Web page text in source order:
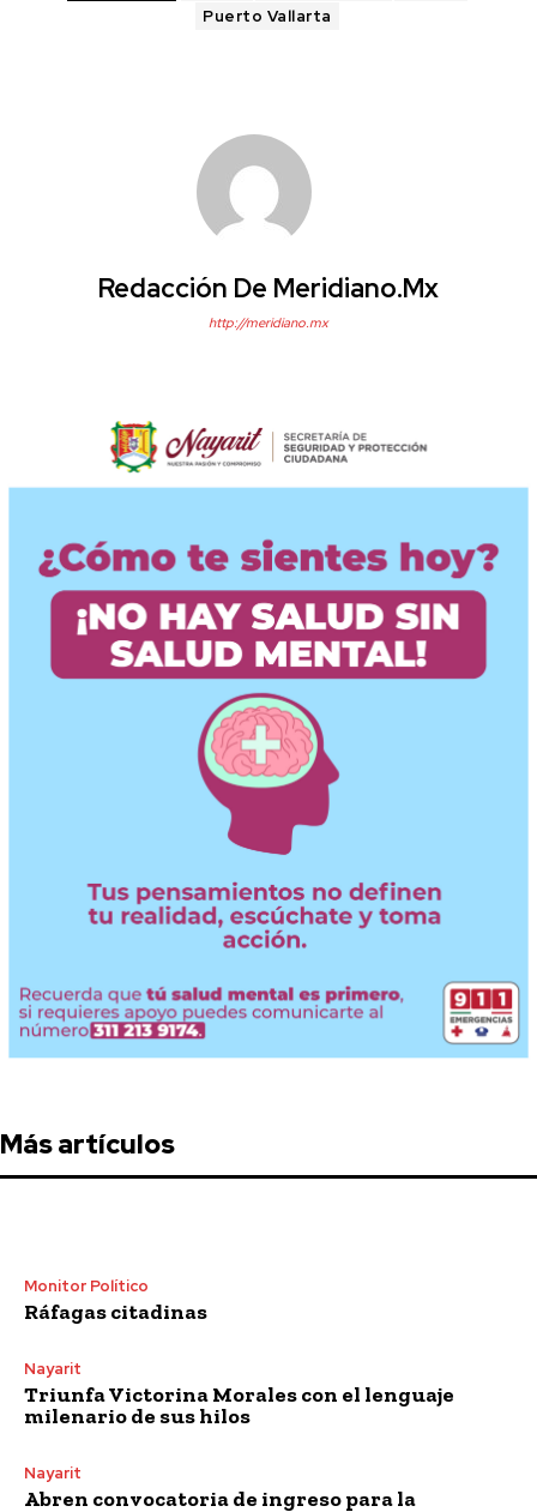
Puerto Vallarta
Redacción De Meridiano.mx
http://meridiano.mx
Más artículos
Monitor Político
Ráfagas citadinas
Nayarit
Triunfa Victorina Morales con el lenguaje
milenario de sus hilos
Nayarit
Abren convocatoria de ingreso para la